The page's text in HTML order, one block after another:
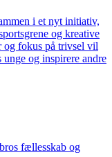
i et nyt initiativ,
og kreative
og fokus på trivsel vil
og inspirere andre
fællesskab og